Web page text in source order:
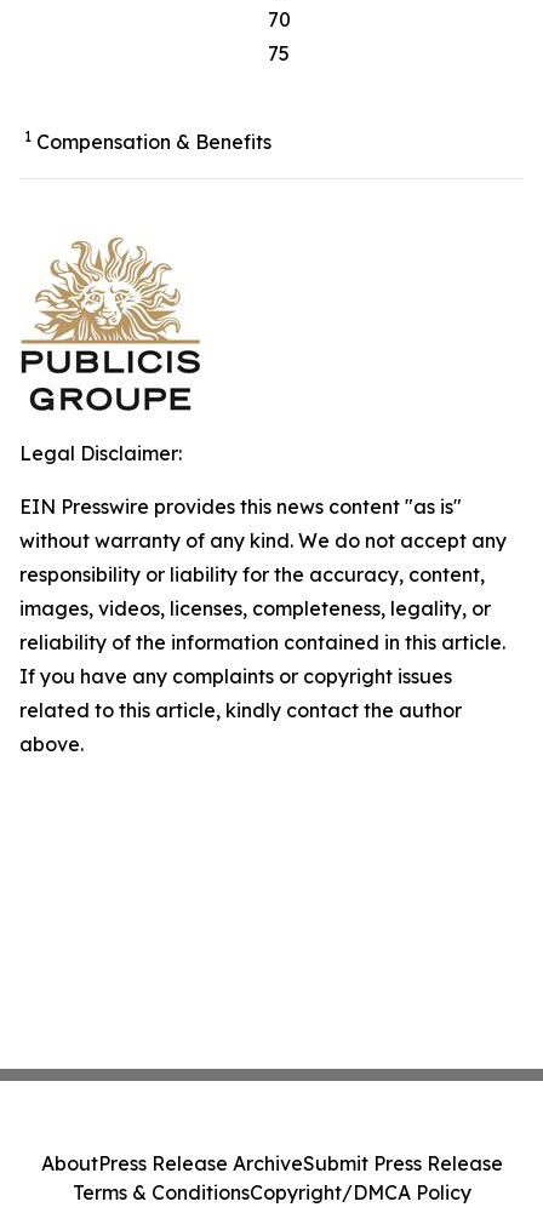
70
75
1 Compensation & Benefits
Legal Disclaimer:
EIN Presswire provides this news content "as is"
without warranty of any kind. We do not accept any
responsibility or liability for the accuracy, content,
images, videos, licenses, completeness, legality, or
reliability of the information contained in this article.
If you have any complaints or copyright issues
related to this article, kindly contact the author
above.
AboutPress Release ArchiveSubmit Press Release
Terms & ConditionsCopyright/DMCA Policy